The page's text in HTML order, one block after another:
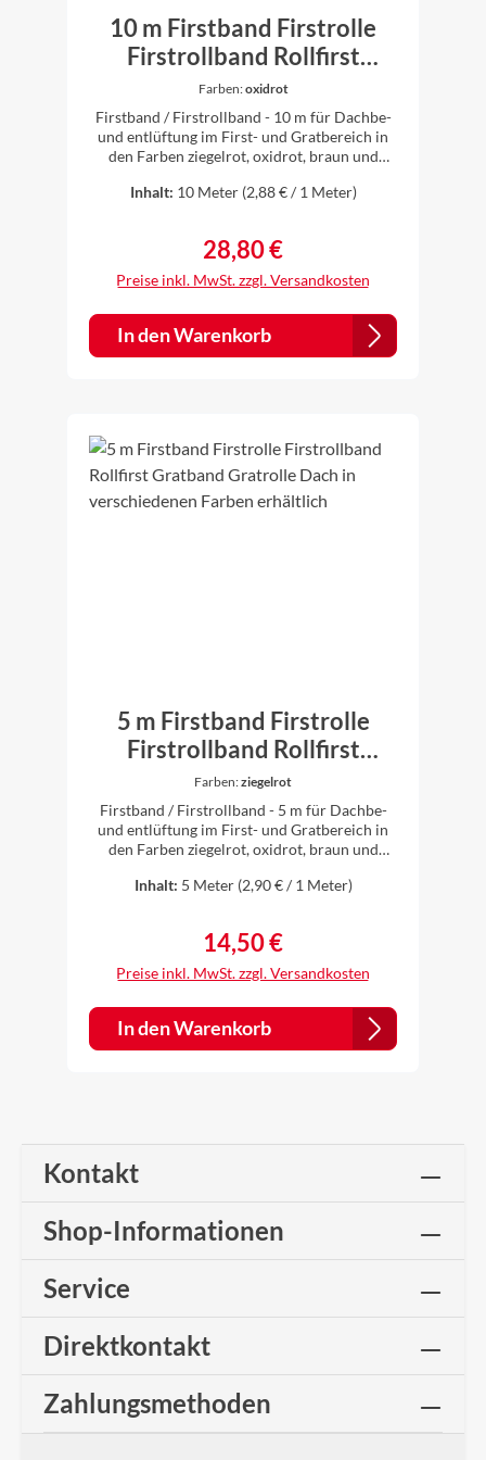
10 m Firstband Firstrolle
Firstrollband Rollfirst
Gratband Gratrolle Dach in
verschiedenen Farben
erhältlich
Farben:oxidrot
Firstband / Firstrollband - 10 m für Dachbe-
und entlüftung im First- und Gratbereich in
den Farben ziegelrot, oxidrot, braun und
Rollenbreite: 300 mm UV- stabil,
Fachregeln des deutschen
Dachdeckerhandwerksund der DIN EN 4108
Teil 3. Perfektes anpassen an stark profilierte
Dachziegel oder Dachpfannen möglich. Hohe
Klebekraft auch bei niedrigen Temperaturen.
Schnelle und optimale Verarbeitung sowie
Weichaluminium) ist das Firstrollband auch
optimal für Dachziegel mit hoher Profilierung
Butylklebeband verfügt über hohe Klebekraft
Inhalt: 10 Meter (2,88 € / 1 Meter)
Regulärer Preis:
28,80 €
Preise inkl. MwSt. zzgl. Versandkosten
In den Warenkorb
5 m Firstband Firstrolle
Firstrollband Rollfirst
Gratband Gratrolle Dach in
verschiedenen Farben
erhältlich
Farben:ziegelrot
Firstband / Firstrollband - 5 m für Dachbe-
und entlüftung im First- und Gratbereich in
den Farben ziegelrot, oxidrot, braun und
Rollenbreite: 300 mm UV- stabil,
Fachregeln des deutschen
Dachdeckerhandwerksund der DIN EN 4108
Teil 3. Perfektes anpassen an stark profilierte
Dachziegel oder Dachpfannen möglich. Hohe
Klebekraft auch bei niedrigen Temperaturen.
Schnelle und optimale Verarbeitung sowie
Weichaluminium) ist das Firstrollband auch
optimal für Dachziegel mit hoher Profilierung
geeignet. Das an der Firstrolle verwendete
Butylklebeband verfügt über hohe Klebekraft
selbst bei niedrigen Temperaturen. In der
Mitte befindet sich ein hochdiffusionsoffenes
Spezialvlies, dies bewirkt eine sehr hohe
Luftdurchlässigkeit und dadurch auch einen
großen Lüftungsquerschnitt am First und
Grat. >> Verlegeanleitung
Inhalt: 5 Meter (2,90 € / 1 Meter)
Regulärer Preis:
14,50 €
Preise inkl. MwSt. zzgl. Versandkosten
In den Warenkorb
Kontakt
Shop-Informationen
Service
Direktkontakt
Zahlungsmethoden